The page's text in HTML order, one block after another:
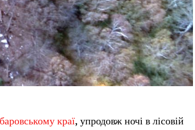
краї, упродовж ночі в лісовій